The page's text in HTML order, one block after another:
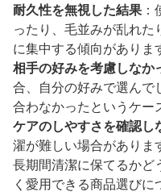
耐久性を無視した結果
ったり、毛並みが乱れ
に集中する傾向がありま
相手の好みを考慮しなか
合、自分の好みで選んで
合わなかったというケー
ケアのしやすさを確認し
濯が難しい場合がありま
長期間清潔に保てるかど
く愛用できる商品選びに